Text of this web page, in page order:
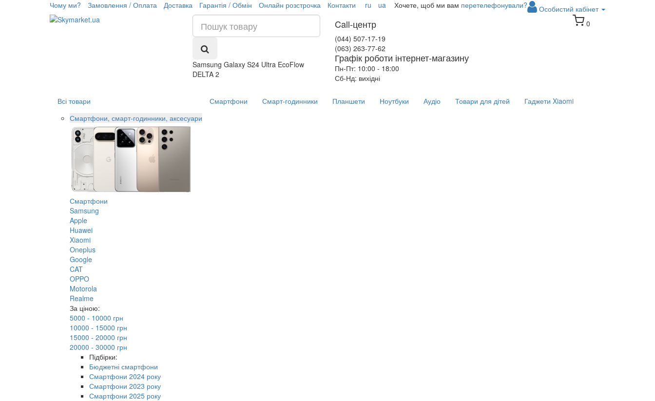
Чому ми? Замовлення / Оплата Доставка Гарантія / Обмін Онлайн розстрочка Контакти ru ua Особистий кабінет
Хочете, щоб ми вам перетелефонували?
Samsung Galaxy S24 Ultra EcoFlow
DELTA 2
Call-центр
(044) 507-17-19
(063) 263-77-62
Графік роботи інтернет-магазину
Пн-Пт: 10:00 - 18:00
Сб-Нд: вихідні
0
Всі товари
Смартфони, смарт-годинники, аксесуари
Смартфони
Samsung
Apple
Huawei
Xiaomi
Oneplus
Google
CAT
OPPO
Motorola
Realme
За ціною:
5000 - 10000 грн
10000 - 15000 грн
15000 - 20000 грн
20000 - 30000 грн
Підбірки:
Бюджетні смартфони
Смартфони 2024 року
Смартфони 2023 року
Смартфони 2025 року
Смартфони Смарт-годинники Планшети Ноутбуки Аудіо Товари для дітей Гаджети Xiaomi